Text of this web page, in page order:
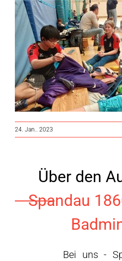
24. Jan.. 2023
Über den
Spandau
Bei uns -